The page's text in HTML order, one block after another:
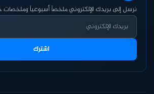
نرسل إلى بريدك الإلكتروني ملخصاً أسبوعياً
اشترك